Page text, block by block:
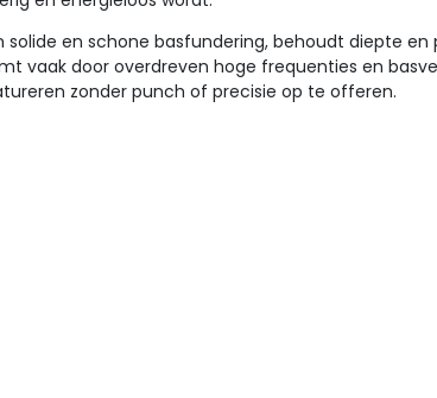
solide en schone basfundering, behoudt diepte
vaak door overdreven hoge frequenties en
zonder punch of precisie op te offeren.